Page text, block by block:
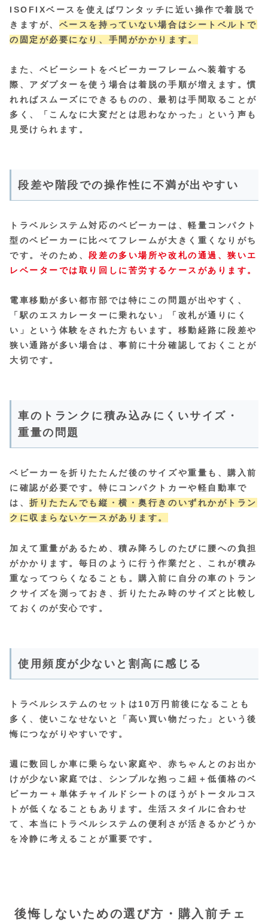
ISOFIXベースを使えばワンタッチに近い操作で着脱で
きますが、 ベースを持っていない場合はシートベルトで
の固定が必要になり、手間がかかります。
また、ベビーシートをベビーカーフレームへ装着する
際、アダプターを使う場合は着脱の手順が増えます。慣
れればスムーズにできるものの、最初は手間取ることが
多く、「こんなに大変だとは思わなかった」という声も
見受けられます。
段差や階段での操作性に不満が出やすい
トラベルシステム対応のベビーカーは、軽量コンパクト
型のベビーカーに比べてフレームが大きく重くなりがち
です。そのため、段差の多い場所や改札の通過、狭いエ
レベーターでは取り回しに苦労するケースがあります。
電車移動が多い都市部では特にこの問題が出やすく、
「駅のエスカレーターに乗れない」「改札が通りにく
い」という体験をされた方もいます。移動経路に段差や
狭い通路が多い場合は、事前に十分確認しておくことが
大切です。
車のトランクに積み込みにくいサイズ・
重量の問題
ベビーカーを折りたたんだ後のサイズや重量も、購入前
に確認が必要です。特にコンパクトカーや軽自動車で
は、折りたたんでも縦・横・奥行きのいずれかがトラン
クに収まらないケースがあります。
加えて重量があるため、積み降ろしのたびに腰への負担
がかかります。毎日のように行う作業だと、これが積み
重なってつらくなることも。購入前に自分の車のトラン
クサイズを測っておき、折りたたみ時のサイズと比較し
ておくのが安心です。
使用頻度が少ないと割高に感じる
トラベルシステムのセットは10万円前後になることも
多く、使いこなせないと「高い買い物だった」という後
悔につながりやすいです。
週に数回しか車に乗らない家庭や、赤ちゃんとのお出か
けが少ない家庭では、 シンプルな抱っこ紐＋低価格のベ
ビーカー＋単体チャイルドシートのほうがトータルコス
トが低くなることもあります。生活スタイルに合わせ
て、本当にトラベルシステムの便利さが活きるかどうか
を冷静に考えることが重要です。
後悔しないための選び方・購入前チェ